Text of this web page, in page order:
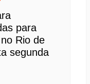
para
Rio de
segunda